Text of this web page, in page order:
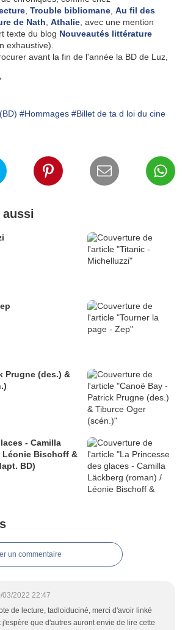
Trouble bibliomane Au fil des
de Nath Athalie , avec une mention
texte du blog Nouveautés littérature
exhaustive).
avant la fin de l'année la BD de Luz,
#Hommages #Billet de ta d loi du cine
aussi
Prugne (des.) &
- Camilla
Léonie Bischoff &
BD)
un commentaire
03/2022 22:47
de lecture, tadloiduciné, merci d'avoir linké
j'espère que d'autres auront envie de lire cette